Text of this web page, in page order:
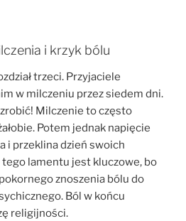
i krzyk bólu
trzeci. Przyjaciele
w milczeniu przez siedem dni.
Milczenie to często
Potem jednak napięcie
i przeklina dzień swoich
lamentu jest kluczowe, bo
znoszenia bólu do
Ból w końcu
religijności.